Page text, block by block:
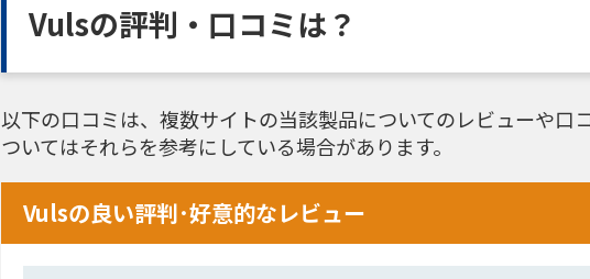
Vulsの評判・口コミは？
以下の口コミは、複数サイトの当該製品についてのレビューや口
ついてはそれらを参考にしている場合があります。
Vulsの良い評判･好意的なレビュー